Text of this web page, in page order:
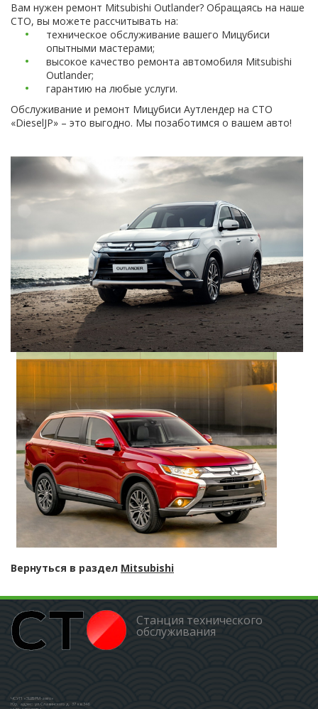
Вам нужен ремонт Mitsubishi Outlander? Обращаясь на наше
СТО, вы можете рассчитывать на:
техническое обслуживание вашего Мицубиси
опытными мастерами;
высокое качество ремонта автомобиля Mitsubishi
Outlander;
гарантию на любые услуги.
Обслуживание и ремонт Мицубиси Аутлендер на СТО
«DieselJP» – это выгодно. Мы позаботимся о вашем авто!
Вернуться в раздел Mitsubishi
Станция технического
обслуживания
ЧСУП «ЗШБРМ-авто»
Юр. адрес: ул.Славинского д. 37 кв.346